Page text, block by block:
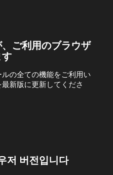
ご利用のブラウザ
の全ての機能をご利用い
新版に更新してくださ
저 버전입니다